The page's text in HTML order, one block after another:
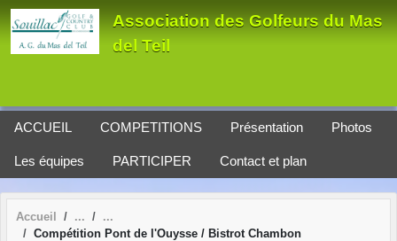
Association des Golfeurs du Mas
del Teil
ACCUEIL COMPETITIONS Présentation Photos
Les équipes PARTICIPER Contact et plan
Accueil
Compétition Pont de l'Ouysse / Bistrot Chambon
Panneau de gestion des cookies